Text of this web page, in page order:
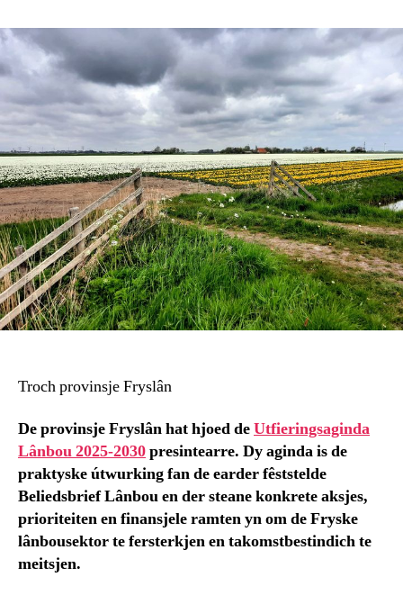
Troch provinsje Fryslân
De provinsje Fryslân hat hjoed deUtfieringsaginda
Lânbou 2025-2030presintearre. Dy aginda is de
praktyske útwurking fan de earder fêststelde
Beliedsbrief Lânbou en der steane konkrete aksjes,
prioriteiten en finansjele ramten yn om de Fryske
lânbousektor te fersterkjen en takomstbestindich te
meitsjen.